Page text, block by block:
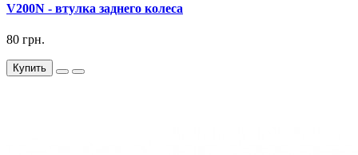
V200N - втулка заднего колеса
80 грн.
Купить